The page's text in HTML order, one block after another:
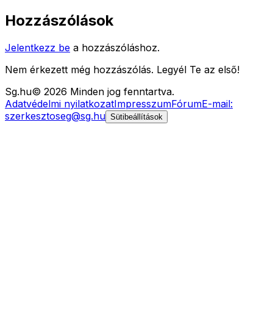
Hozzászólások
Jelentkezz be a hozzászóláshoz.
Nem érkezett még hozzászólás. Legyél Te az első!
Sg.hu© 2026 Minden jog fenntartva.
Adatvédelmi nyilatkozatImpresszumFórumE-mail:
szerkesztoseg@sg.hu Sütibeállítások